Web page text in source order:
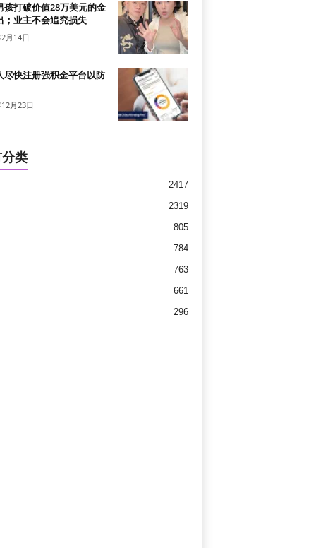
孩打破价值28万美元的金
；业主不会追究损失
月14日
尽快注册强积金平台以防
月23日
类
2417
2319
805
784
763
661
296